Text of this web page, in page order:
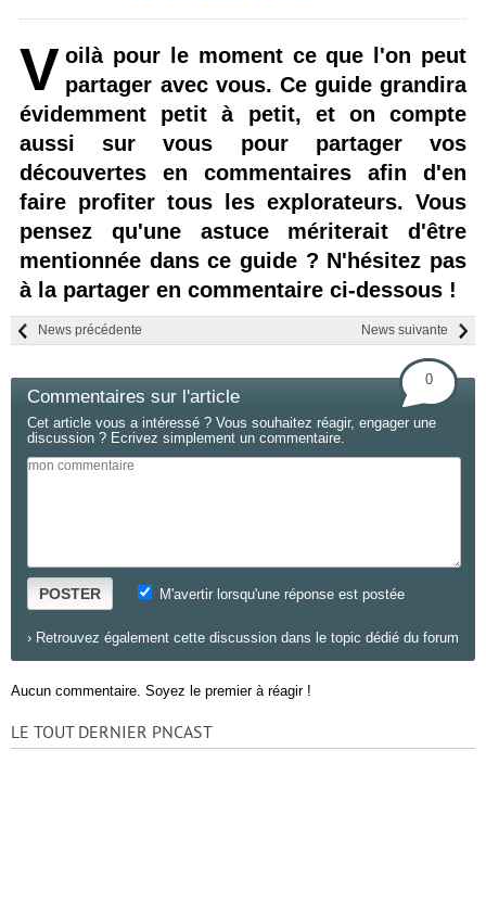
V oilà pour le moment ce que l'on peut
partager avec vous. Ce guide grandira
évidemment petit à petit, et on compte
aussi sur vous pour partager vos
découvertes en commentaires afin d'en
faire profiter tous les explorateurs. Vous
pensez qu'une astuce mériterait d'être
mentionnée dans ce guide ? N'hésitez pas
à la partager en commentaire ci-dessous !
News suivante
News précédente
Commentaires sur l'article
0
Cet article vous a intéressé ? Vous souhaitez réagir, engager une
discussion ? Ecrivez simplement un commentaire.
POSTER M'avertir lorsqu'une réponse est postée
› Retrouvez également cette discussion dans le topic dédié du forum
Aucun commentaire. Soyez le premier à réagir !
LE TOUT DERNIER PNCAST